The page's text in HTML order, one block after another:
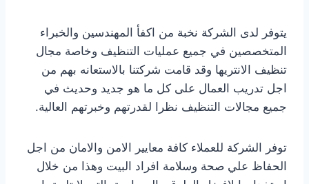
يتوفر لدى الشركة نخبة من اكفأ المهندسين والخبراء
المتخصصين في جميع عمليات التنظيف وخاصة مجال
تنظيف الانتريها وقد قامت شركتنا بالاستعانه بهم من
اجل تدريب العمال على كل ما هو جديد وحديث في
جميع مجالات التنظيف نظرا لقدرتهم وخبرتهم العالية.
توفر الشركة للعملاء كافة معايير الامن والامان من اجل
الحفاظ علي صحة وسلامة افراد البيت وهذا من خلال